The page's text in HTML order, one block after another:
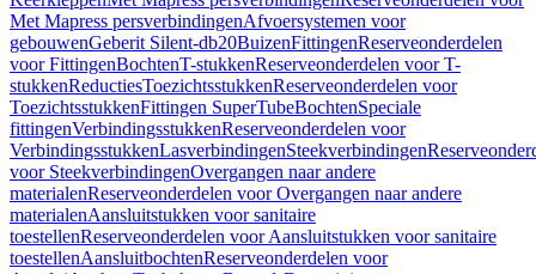
Met Mapress persverbindingenAfvoersystemen voor
gebouwenGeberit Silent-db20BuizenFittingenReserveonderdelen
voor FittingenBochtenT-stukkenReserveonderdelen voor T-
stukkenReductiesToezichtsstukkenReserveonderdelen voor
ToezichtsstukkenFittingen SuperTubeBochtenSpeciale
fittingenVerbindingsstukkenReserveonderdelen voor
VerbindingsstukkenLasverbindingenSteekverbindingen
voor SteekverbindingenOvergangen naar andere
materialenReserveonderdelen voor Overgangen naar andere
materialenAansluitstukken voor sanitaire
toestellenReserveonderdelen voor Aansluitstukken voor sanitaire
toestellenAansluitbochtenReserveonderdelen voor